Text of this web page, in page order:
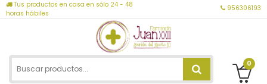
Tus productos en casa en sólo 24 - 48
horas hábiles
956306193
0